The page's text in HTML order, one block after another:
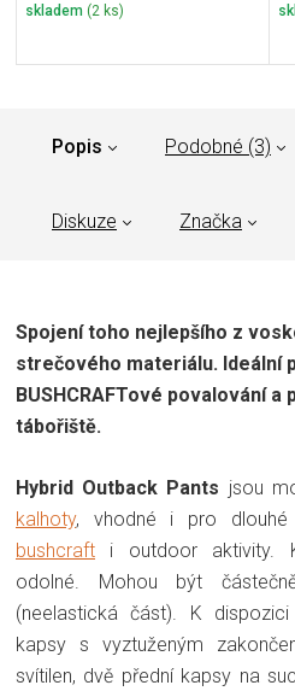
skladem (2 ks)
Popis Podobné (3)
Diskuze Značka
Spojení toho nejlepšího z
strečového materiálu. Ideální
BUSHCRAFTové povalování a
tábořiště.
Hybrid Outback Pants jsou
kalhoty, vhodné i pro
bushcraft i outdoor aktivity.
odolné. Mohou být
(neelastická část). K
kapsy s vyztuženým
svítilen, dvě přední kapsy na